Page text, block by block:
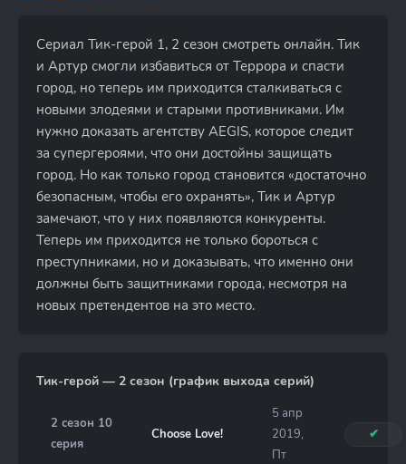
Сериал Тик-герой 1, 2 сезон смотреть онлайн. Тик
и Артур смогли избавиться от Террора и спасти
город, но теперь им приходится сталкиваться с
новыми злодеями и старыми противниками. Им
нужно доказать агентству AEGIS, которое следит
за супергероями, что они достойны защищать
город. Но как только город становится «достаточно
безопасным, чтобы его охранять», Тик и Артур
замечают, что у них появляются конкуренты.
Теперь им приходится не только бороться с
преступниками, но и доказывать, что именно они
должны быть защитниками города, несмотря на
новых претендентов на это место.
Тик-герой — 2 сезон (график выхода серий)
2 сезон 10
серия
Choose Love!
5 апр
2019,
Пт
✔